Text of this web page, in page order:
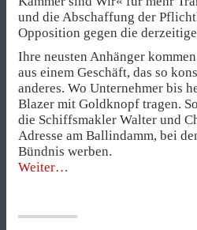
und die Abschaffung der
Opposition gegen die
Ihre neusten Anhänger
aus einem Geschäft, das so
anderes. Wo Unternehmer bis
Blazer mit Goldknopf tragen.
die Schiffsmakler Walter und
Adresse am Ballindamm, bei
Bündnis werben.
Weiter„Reeder